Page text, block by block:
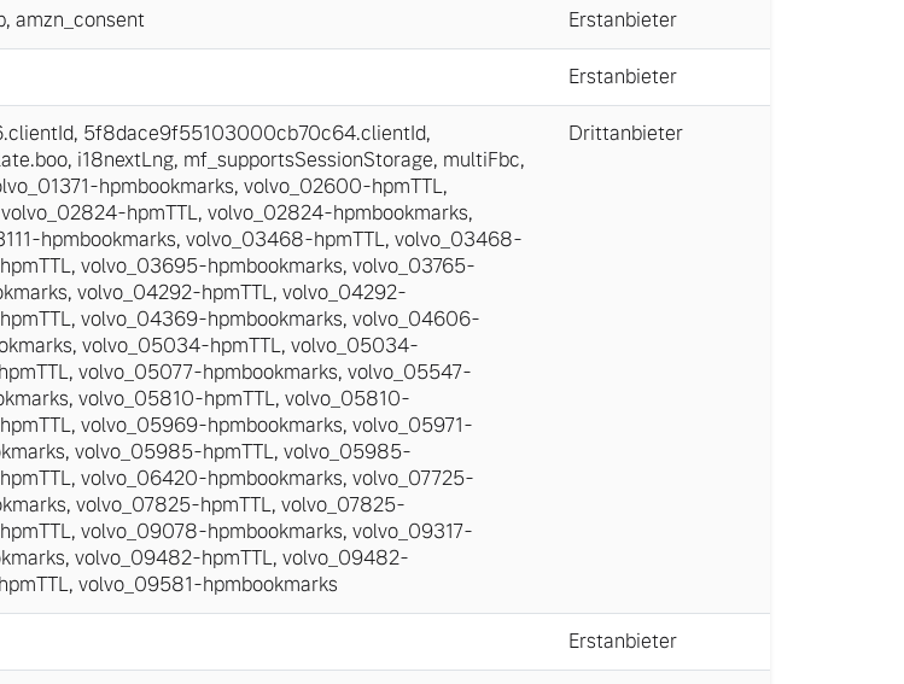
, amzn_consent Erstanbieter
Erstanbieter
, 5f8dace9f55103000cb70c64.clientId,
, i18nextLng, mf_supportsSessionStorage, multiFbc,
hpmbookmarks, volvo_02600-hpmTTL,
volvo_02824-hpmTTL, volvo_02824-hpmbookmarks,
hpmbookmarks, volvo_03468-hpmTTL, volvo_03468-
, volvo_03695-hpmbookmarks, volvo_03765-
, volvo_04292-hpmTTL, volvo_04292-
, volvo_04369-hpmbookmarks, volvo_04606-
, volvo_05034-hpmTTL, volvo_05034-
, volvo_05077-hpmbookmarks, volvo_05547-
, volvo_05810-hpmTTL, volvo_05810-
, volvo_05969-hpmbookmarks, volvo_05971-
, volvo_05985-hpmTTL, volvo_05985-
, volvo_06420-hpmbookmarks, volvo_07725-
, volvo_07825-hpmTTL, volvo_07825-
, volvo_09078-hpmbookmarks, volvo_09317-
, volvo_09482-hpmTTL, volvo_09482-
, volvo_09581-hpmbookmarks
Drittanbieter
Erstanbieter